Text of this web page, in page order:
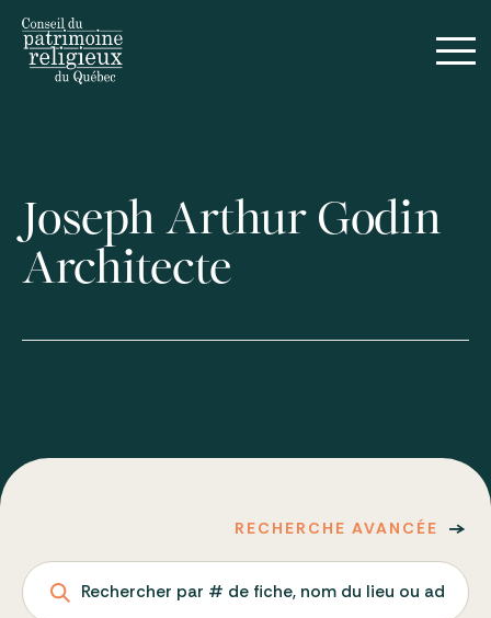
Joseph Arthur Godin
Architecte
RECHERCHE AVANCÉE
Rechercher par # de fiche, nom du lieu ou adresse